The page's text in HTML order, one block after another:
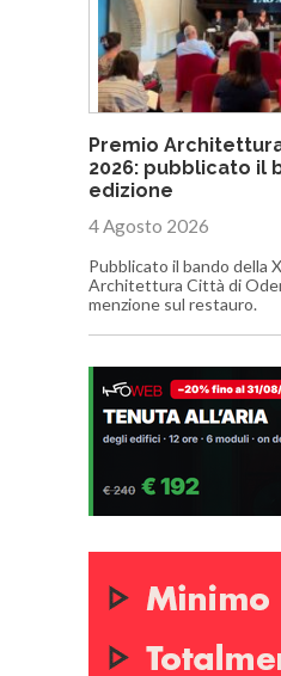
Premio
2026: pubblicato il
edizione
4 Agosto 2026
Pubblicato il bando della
Architettura Città di
menzione sul restauro.